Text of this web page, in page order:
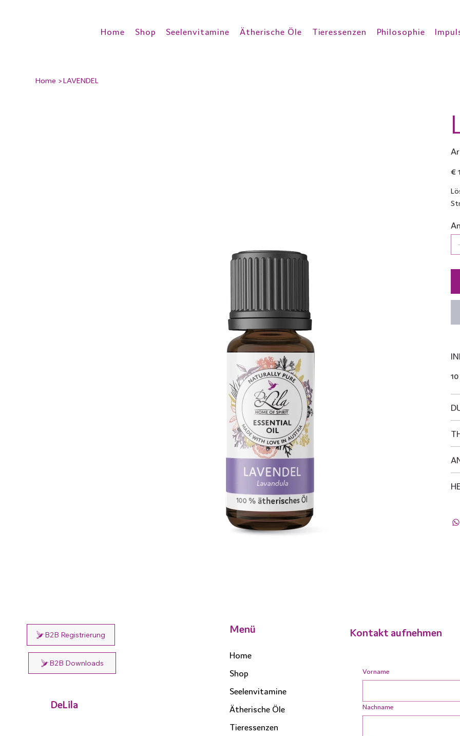
Home Shop Seelenvitamine Ätherische Öle Tieressenzen Philosophie
Home >LAVENDEL
€
B2B Registrierung
B2B Downloads
DeLila
Menü
Home
Shop
Seelenvitamine
Ätherische Öle
Tieressenzen
Kontakt aufnehmen
Vorname
Nachname